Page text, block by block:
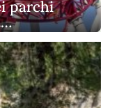
parchi